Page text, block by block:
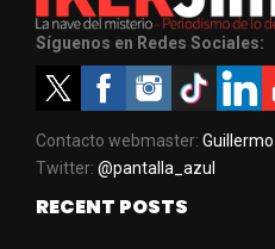
Síguenos en Redes Sociales:
Contacto webmaster:
Twitter: @pantalla_azul
RECENT POSTS